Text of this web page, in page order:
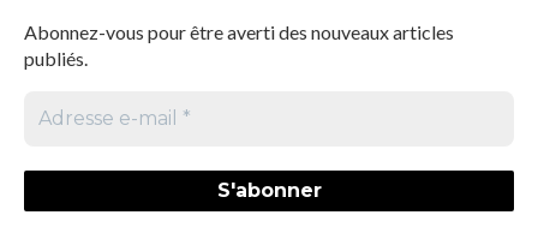
Abonnez-vous pour être averti des nouveaux articles
publiés.